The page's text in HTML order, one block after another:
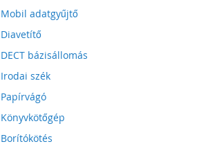
Mobil adatgyűjtő
Diavetítő
DECT bázisállomás
Irodai szék
Papírvágó
Könyvkötőgép
Borítókötés